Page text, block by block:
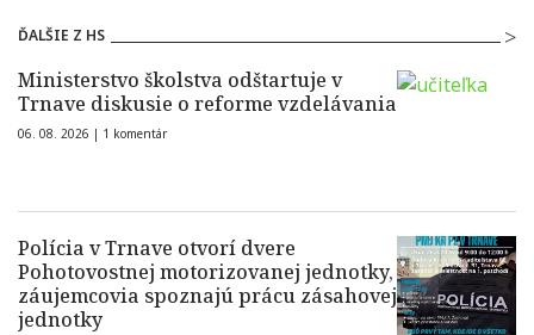
ĎALŠIE Z HS
Ministerstvo školstva odštartuje v
Trnave diskusie o reforme vzdelávania
06. 08. 2026 | 1 komentár
Polícia v Trnave otvorí dvere
Pohotovostnej motorizovanej jednotky,
záujemcovia spoznajú prácu zásahovej
jednotky